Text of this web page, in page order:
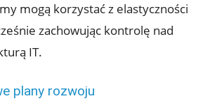
mogą korzystać z elastyczności
zachowując kontrolę nad
IT.
plany rozwoju